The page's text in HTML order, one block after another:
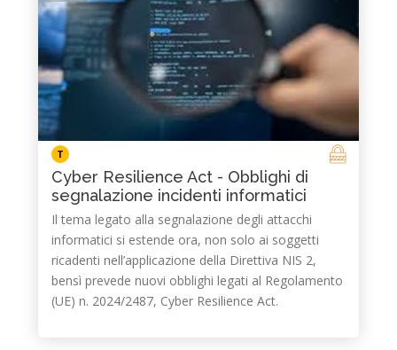
T
Cyber Resilience Act - Obblighi di
segnalazione incidenti informatici
Il tema legato alla segnalazione degli attacchi
informatici si estende ora, non solo ai soggetti
ricadenti nell’applicazione della Direttiva NIS 2,
bensì prevede nuovi obblighi legati al Regolamento
(UE) n. 2024/2487, Cyber Resilience Act.